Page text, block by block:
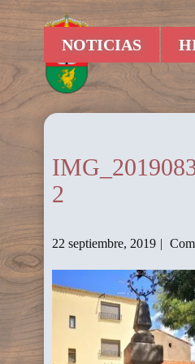
NOTICIAS
2
22 septiembre, 2019